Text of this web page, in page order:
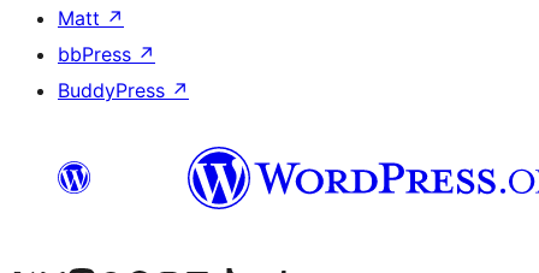
Matt ↗
bbPress ↗
BuddyPress ↗